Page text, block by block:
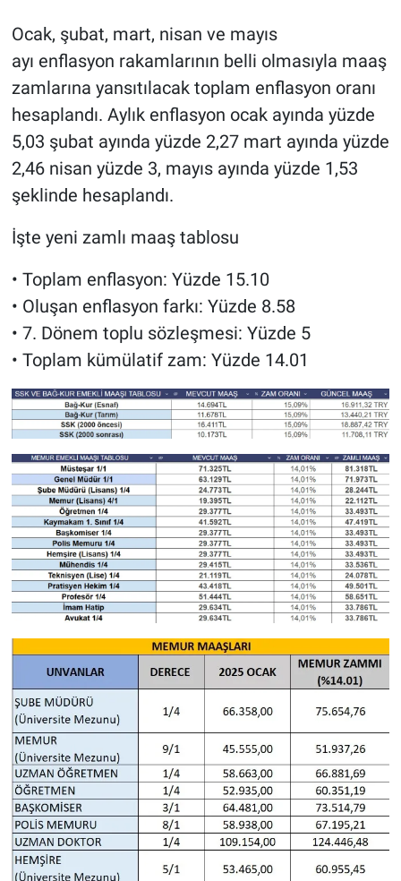
Ocak, şubat, mart, nisan ve mayıs
ayı enflasyon rakamlarının belli olmasıyla maaş
zamlarına yansıtılacak toplam enflasyon oranı
hesaplandı. Aylık enflasyon ocak ayında yüzde
5,03 şubat ayında yüzde 2,27 mart ayında yüzde
2,46 nisan yüzde 3, mayıs ayında yüzde 1,53
şeklinde hesaplandı.
İşte yeni zamlı maaş tablosu
• Toplam enflasyon: Yüzde 15.10
• Oluşan enflasyon farkı: Yüzde 8.58
• 7. Dönem toplu sözleşmesi: Yüzde 5
• Toplam kümülatif zam: Yüzde 14.01